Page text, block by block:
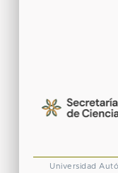
Universidad